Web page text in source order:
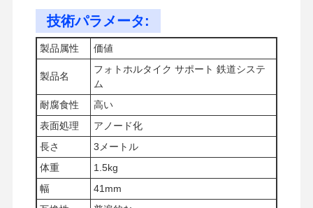
技術パラメータ:
製品属性 価値
製品名
フォトホルタイク サポート 鉄道システ
ム
耐腐食性
高い
表面処理
アノード化
長さ
3メートル
体重
1.5kg
幅
41mm